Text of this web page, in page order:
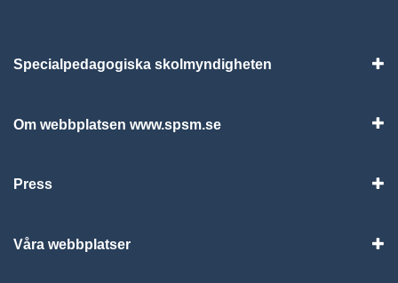
Specialpedagogiska skolmyndigheten
Om webbplatsen www.spsm.se
Press
Våra webbplatser